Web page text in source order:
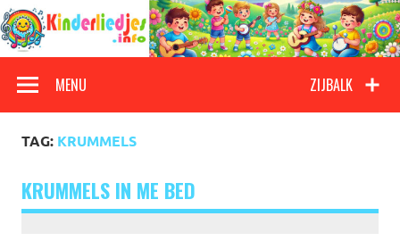
Doorgaan
naar
inhoud
Kinderliedjes
ZIJBALK
MENU
TAG: KRUMMELS
KRUMMELS IN ME BED